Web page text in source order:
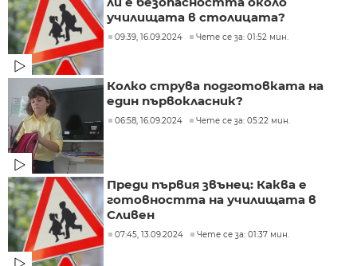
училищата в столицата?
09:39, 16.09.2024 Чете се за: 01:52 мин.
Колко струва подготовката на
един първокласник?
06:58, 16.09.2024 Чете се за: 05:22 мин.
Преди първия звънец: Каква е
готовността на училищата в
Сливен
07:45, 13.09.2024 Чете се за: 01:37 мин.